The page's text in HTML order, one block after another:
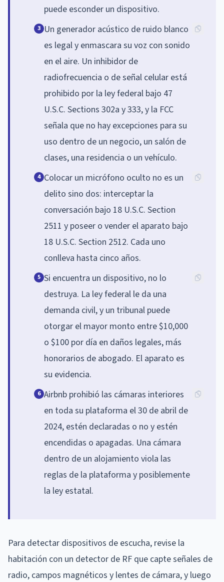
puede esconder un dispositivo.
3 Un generador acústico de ruido blanco
es legal y enmascara su voz con sonido
en el aire. Un inhibidor de
radiofrecuencia o de señal celular está
prohibido por la ley federal bajo 47
U.S.C. Sections 302a y 333, y la FCC
señala que no hay excepciones para su
uso dentro de un negocio, un salón de
clases, una residencia o un vehículo.
4 Colocar un micrófono oculto no es un
delito sino dos: interceptar la
conversación bajo 18 U.S.C. Section
2511 y poseer o vender el aparato bajo
18 U.S.C. Section 2512. Cada uno
conlleva hasta cinco años.
5 Si encuentra un dispositivo, no lo
destruya. La ley federal le da una
demanda civil, y un tribunal puede
otorgar el mayor monto entre $10,000
o $100 por día en daños legales, más
honorarios de abogado. El aparato es
su evidencia.
6 Airbnb prohibió las cámaras interiores
en toda su plataforma el 30 de abril de
2024, estén declaradas o no y estén
encendidas o apagadas. Una cámara
dentro de un alojamiento viola las
reglas de la plataforma y posiblemente
la ley estatal.
Para detectar dispositivos de escucha, revise la
habitación con un detector de RF que capte señales de
radio, campos magnéticos y lentes de cámara, y luego